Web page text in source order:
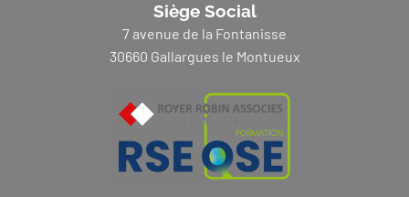
Siège Social
7 avenue de la Fontanisse
30660 Gallargues le Montueux